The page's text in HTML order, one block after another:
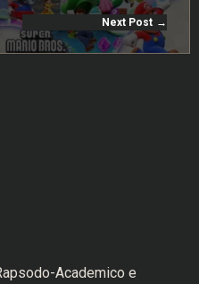
Next Post
Academico e